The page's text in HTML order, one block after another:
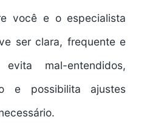
você e o especialista
ser clara, frequente e
mal-entendidos,
e possibilita ajustes